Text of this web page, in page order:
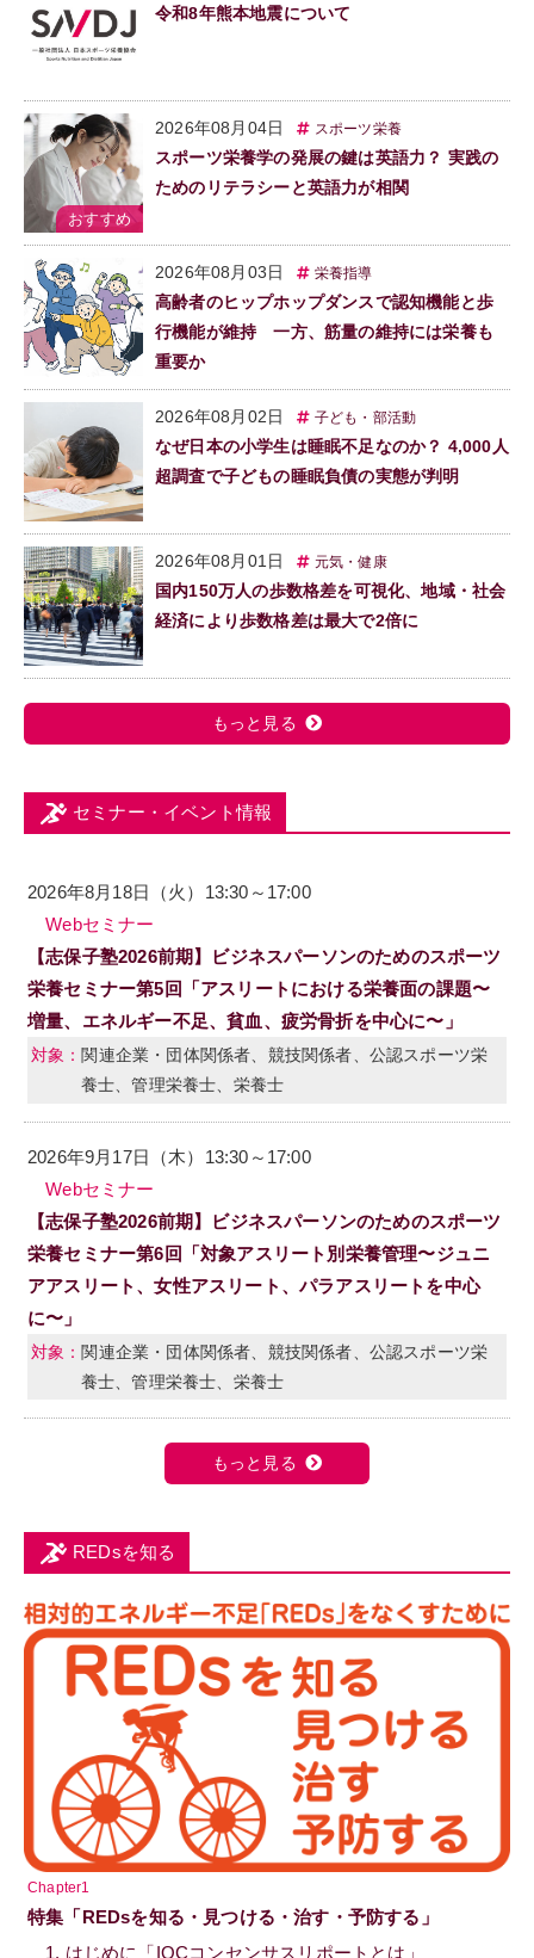
令和8年熊本地震について
2026年08月04日 スポーツ栄養
スポーツ栄養学の発展の鍵は英語力？ 実践の
ためのリテラシーと英語力が相関
2026年08月03日 栄養指導
高齢者のヒップホップダンスで認知機能と歩
行機能が維持 一方、筋量の維持には栄養も
重要か
2026年08月02日 子ども・部活動
なぜ日本の小学生は睡眠不足なのか？ 4,000人
超調査で子どもの睡眠負債の実態が判明
2026年08月01日 元気・健康
国内150万人の歩数格差を可視化、地域・社会
経済により歩数格差は最大で2倍に
もっと見る
セミナー・イベント情報
2026年8月18日（火）13:30～17:00
Webセミナー
【志保子塾2026前期】ビジネスパーソンのためのスポーツ
栄養セミナー第5回「アスリートにおける栄養面の課題〜
増量、エネルギー不足、貧血、疲労骨折を中心に〜」
関連企業・団体関係者、競技関係者、公認スポーツ栄
養士、管理栄養士、栄養士
2026年9月17日（木）13:30～17:00
Webセミナー
【志保子塾2026前期】ビジネスパーソンのためのスポーツ
栄養セミナー第6回「対象アスリート別栄養管理〜ジュニ
アアスリート、女性アスリート、パラアスリートを中心
に〜」
関連企業・団体関係者、競技関係者、公認スポーツ栄
養士、管理栄養士、栄養士
もっと見る
REDsを知る
Chapter1
特集「REDsを知る・見つける・治す・予防する」
1. はじめに「IOCコンセンサスリポートとは」